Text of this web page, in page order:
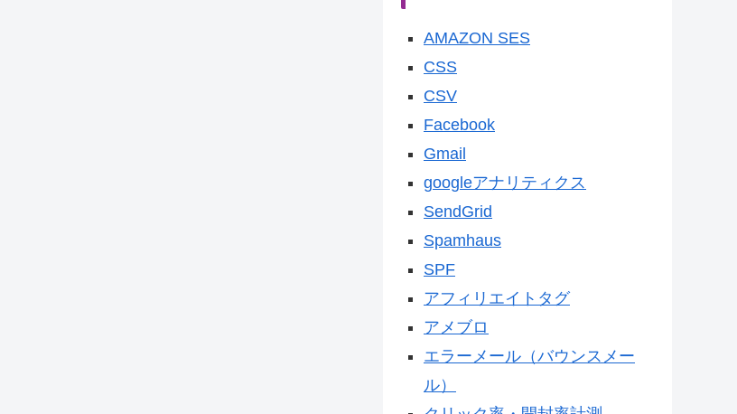
AMAZON SES
CSS
CSV
Facebook
Gmail
googleアナリティクス
SendGrid
Spamhaus
SPF
アフィリエイトタグ
アメブロ
エラーメール（バウンスメー
ル）